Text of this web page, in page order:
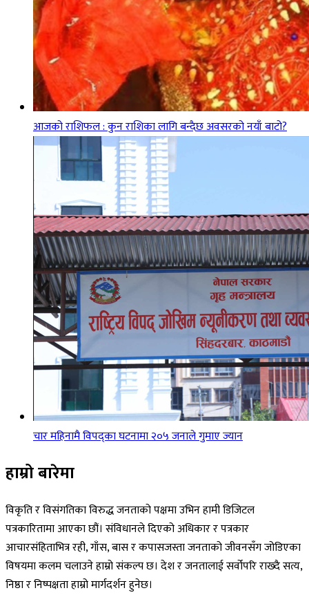
आजको राशिफल : कुन राशिका लागि बन्दैछ अवसरको नयाँ बाटो?
चार महिनामै विपद्का घटनामा २०५ जनाले गुमाए ज्यान
हाम्रो बारेमा
विकृति र विसंगतिका विरुद्ध जनताको पक्षमा उभिन हामी डिजिटल
पत्रकारितामा आएका छौं। संविधानले दिएको अधिकार र पत्रकार
आचारसंहिताभित्र रही, गाँस, बास र कपासजस्ता जनताको जीवनसँग जोडिएका
विषयमा कलम चलाउने हाम्रो संकल्प छ। देश र जनतालाई सर्वोपरि राख्दै सत्य,
निष्ठा र निष्पक्षता हाम्रो मार्गदर्शन हुनेछ।